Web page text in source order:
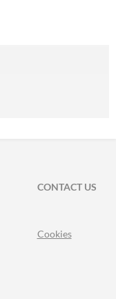
CONTACT US
Cookies